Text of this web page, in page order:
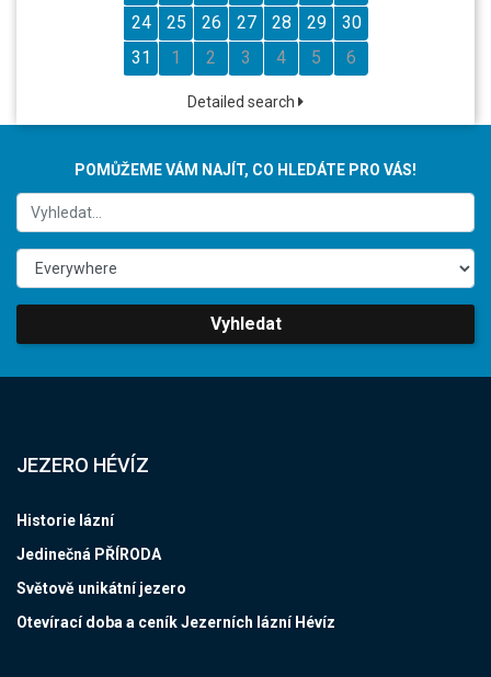
24
25 26 27 28 29
30
31
1 2 3 4 5 6
Detailed search
POMŮŽEME VÁM NAJÍT, CO HLEDÁTE PRO VÁS!
Vyhledat
JEZERO HÉVÍZ
Historie lázní
Jedinečná PŘÍRODA
Světově unikátní jezero
Otevírací doba a ceník Jezerních lázní Hévíz